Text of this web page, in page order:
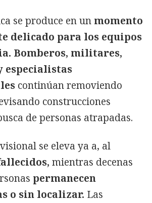
se produce en un momento
delicado para los equipos
Bomberos, militares,
especialistas
continúan removiendo
construcciones
de personas atrapadas.
se eleva ya a, al
mientras decenas
permanecen
o sin localizar. Las